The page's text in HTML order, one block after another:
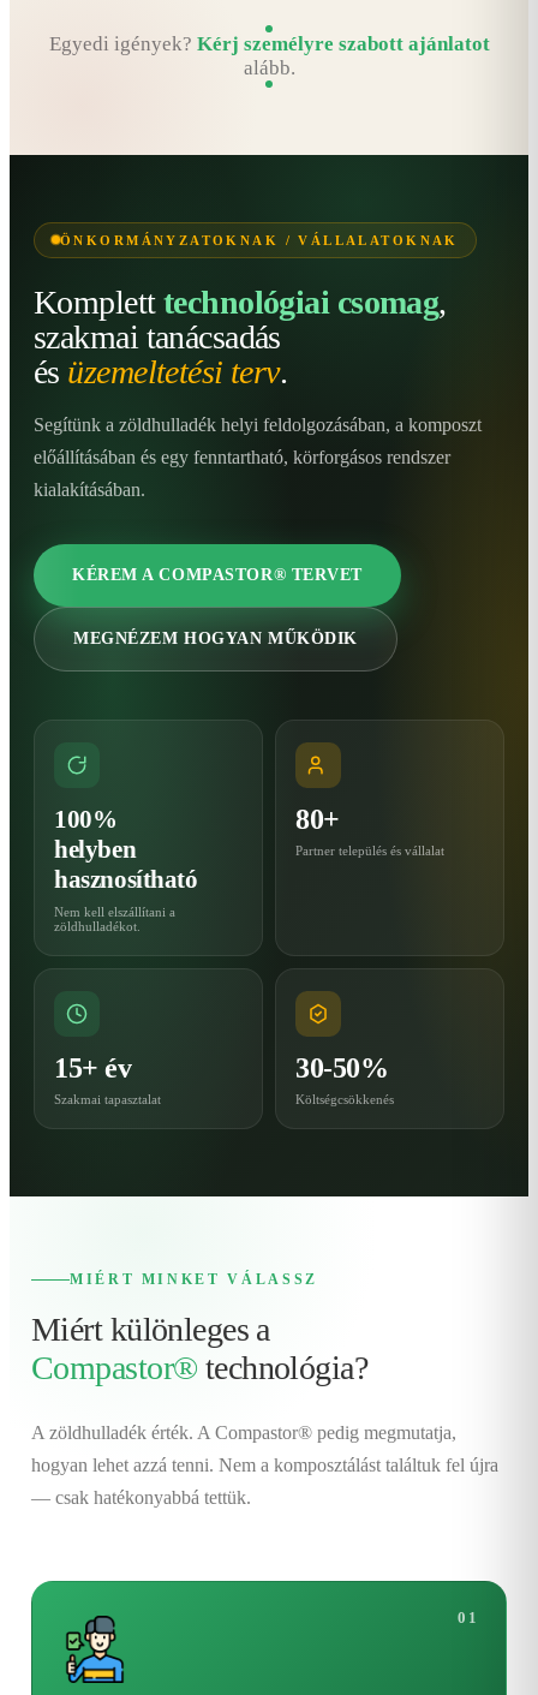
Egyedi igények? Kérj személyre szabott ajánlatot
alább.
ÖNKORMÁNYZATOKNAK / VÁLLALATOKNAK
Kompletttechnológiai csomag,
szakmai tanácsadás
és üzemeltetési terv.
Segítünk a zöldhulladék helyi feldolgozásában, a komposzt
előállításában és egy fenntartható, körforgásos rendszer
kialakításában.
KÉREM A COMPASTOR® TERVET
MEGNÉZEM HOGYAN MŰKÖDIK
100%
helyben
hasznosítható
Nem kell elszállítani a
zöldhulladékot.
80+
Partner település és vállalat
15+ év
Szakmai tapasztalat
30-50%
Költségcsökkenés
MIÉRT MINKET VÁLASSZ
Miért különleges a
Compastor® technológia?
A zöldhulladék érték. A Compastor® pedig megmutatja,
hogyan lehet azzá tenni. Nem a komposztálást találtuk fel újra
— csak hatékonyabbá tettük.
01